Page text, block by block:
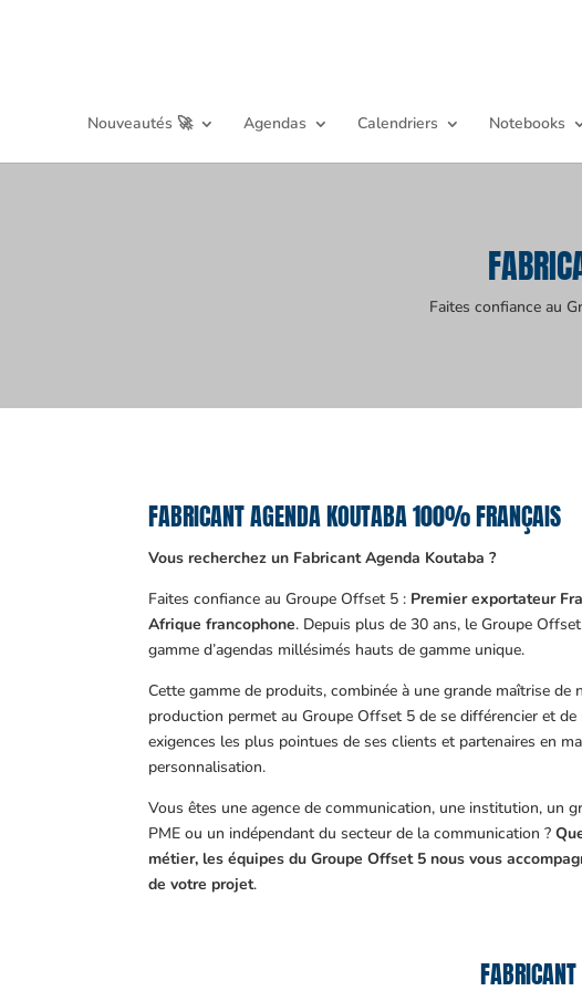
Nouveautés 🚀 Agendas Calendriers Notebooks
Faites confiance au
FABRICANT AGENDA KOUTABA 100% FRANÇAIS
Vous recherchez un Fabricant Agenda Koutaba ?
Faites confiance au Groupe Offset 5 : Premier exportateur
Afrique francophone. Depuis plus de 30 ans, le Groupe
gamme d’agendas millésimés hauts de gamme unique.
Cette gamme de produits, combinée à une grande maîtrise de
production permet au Groupe Offset 5 de se différencier et de
exigences les plus pointues de ses clients et partenaires en
personnalisation.
Vous êtes une agence de communication, une institution, un
PME ou un indépendant du secteur de la communication ?
métier, les équipes du Groupe Offset 5 nous vous
de votre projet.